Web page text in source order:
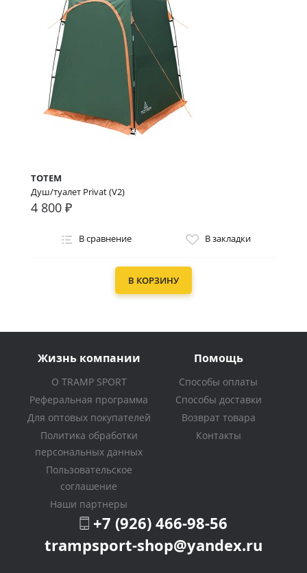
TOTEM
Душ/туалет Privat (V2)
4 800 ₽
В сравнение В закладки
В КОРЗИНУ
Жизнь компании
О TRAMP SPORT
Реферальная программа
Для оптовых покупателей
Политика обработки
персональных данных
Пользовательское
соглашение
Наши партнеры
Помощь
Способы оплаты
Способы доставки
Возврат товара
Контакты
+7 (926) 466-98-56
trampsport-shop@yandex.ru